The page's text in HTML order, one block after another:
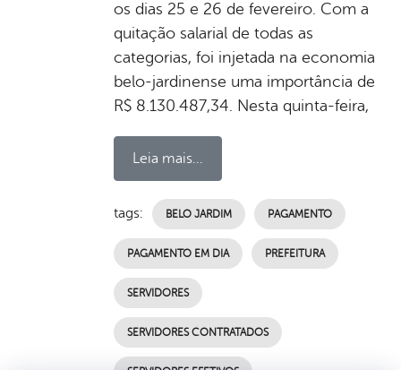
os dias 25 e 26 de fevereiro. Com a
quitação salarial de todas as
categorias, foi injetada na economia
belo-jardinense uma importância de
R$ 8.130.487,34. Nesta quinta-feira,
Leia mais...
tags: BELO JARDIM PAGAMENTO
PAGAMENTO EM DIA PREFEITURA
SERVIDORES
SERVIDORES CONTRATADOS